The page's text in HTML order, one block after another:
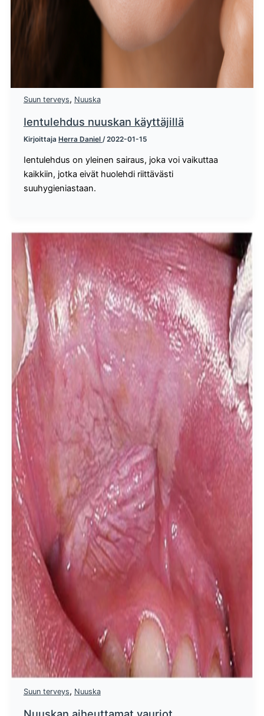
Suun terveys, Nuuska
Ientulehdus nuuskan käyttäjillä
Kirjoittaja Herra Daniel /2022-01-15
Ientulehdus on yleinen sairaus, joka voi vaikuttaa
kaikkiin, jotka eivät huolehdi riittävästi
suuhygieniastaan.
Suun terveys, Nuuska